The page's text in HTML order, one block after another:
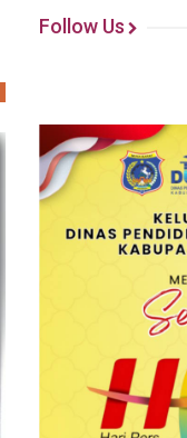
Follow Us